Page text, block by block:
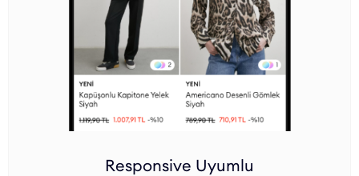
Responsive Uyumlu